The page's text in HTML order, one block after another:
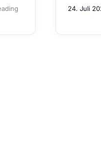
24. Juli